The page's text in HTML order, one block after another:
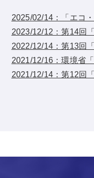
2025/02/14：「エコ
2023/12/12：第14回
2022/12/14：第13回
2021/12/16：環境省
2021/12/14：第12回